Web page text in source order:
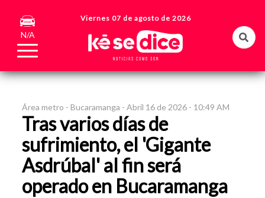
N/A
Viernes 07 de agosto de 2026
Área metro -Bucaramanga -Abril 16 de 2026 - 10:49 AM
Tras varios días de
sufrimiento, el 'Gigante
Asdrúbal' al fin será
operado en Bucaramanga